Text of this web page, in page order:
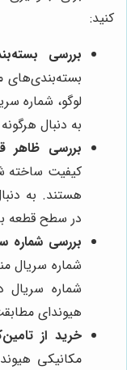
کنید:
بررسی
لوگو، شماره
به دنبال
بررسی ظاهر
کیفیت ساخته
هستند. به
در سطح قطعه
بررسی شماره
شماره سریال
شماره سریال
هیوندای
خرید از
مکانیکی